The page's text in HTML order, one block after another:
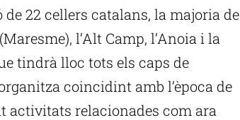
22 cellers catalans, la majoria de
l’Alt Camp, l’Anoia i la
tindrà lloc tots els caps de
coincidint amb l’època de
activitats relacionades com ara